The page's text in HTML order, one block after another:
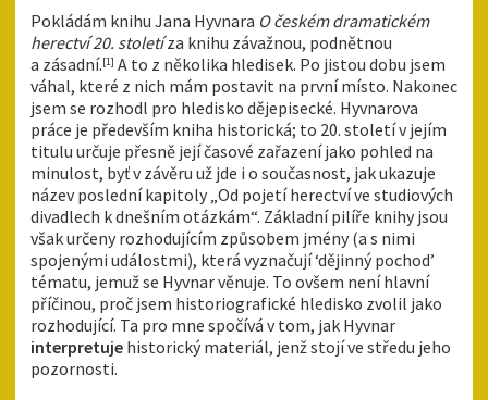
Pokládám knihu Jana Hyvnara O českém dramatickém
herectví 20. stoletíza knihu závažnou, podnětnou
a zásadní.[1] A to z několika hledisek. Po jistou dobu jsem
váhal, které z nich mám postavit na první místo. Nakonec
jsem se rozhodl pro hledisko dějepisecké. Hyvnarova
práce je především kniha historická; to 20. století v jejím
titulu určuje přesně její časové zařazení jako pohled na
minulost, byť v závěru už jde i o současnost, jak ukazuje
název poslední kapitoly „Od pojetí herectví ve studiových
divadlech k dnešním otázkám“. Základní pilíře knihy jsou
však určeny rozhodujícím způsobem jmény (a s nimi
spojenými událostmi), která vyznačují ‘dějinný pochod’
tématu, jemuž se Hyvnar věnuje. To ovšem není hlavní
příčinou, proč jsem historiografické hledisko zvolil jako
rozhodující. Ta pro mne spočívá v tom, jak Hyvnar
interpretuje historický materiál, jenž stojí ve středu jeho
pozornosti.